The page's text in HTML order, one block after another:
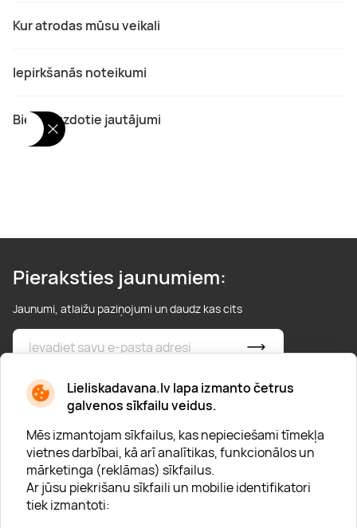
Lieliskadavana.lv lapa izmanto četrus
galvenos sīkfailu veidus.
Mēs izmantojam sīkfailus, kas nepieciešami tīmekļa
vietnes darbībai, kā arī analītikas, funkcionālos un
mārketinga (reklāmas) sīkfailus.
Ar jūsu piekrišanu sīkfaili un mobilie identifikatori
tiek izmantoti:
Kur atrodas mūsu veikali
Iepirkšanās noteikumi
Biežāk uzdotie jautājumi
Pieraksties jaunumiem:
Jaunumi, atlaižu paziņojumi un daudz kas cits
* Esmu iepazinies/usies ar privātuma politiku
Par "Lieliska dāvana"